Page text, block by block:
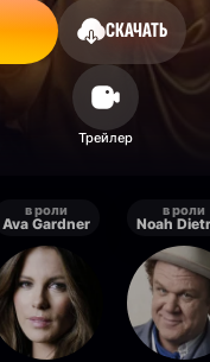
СКАЧАТЬ
в роли
Ava Gardner
в роли
Noah